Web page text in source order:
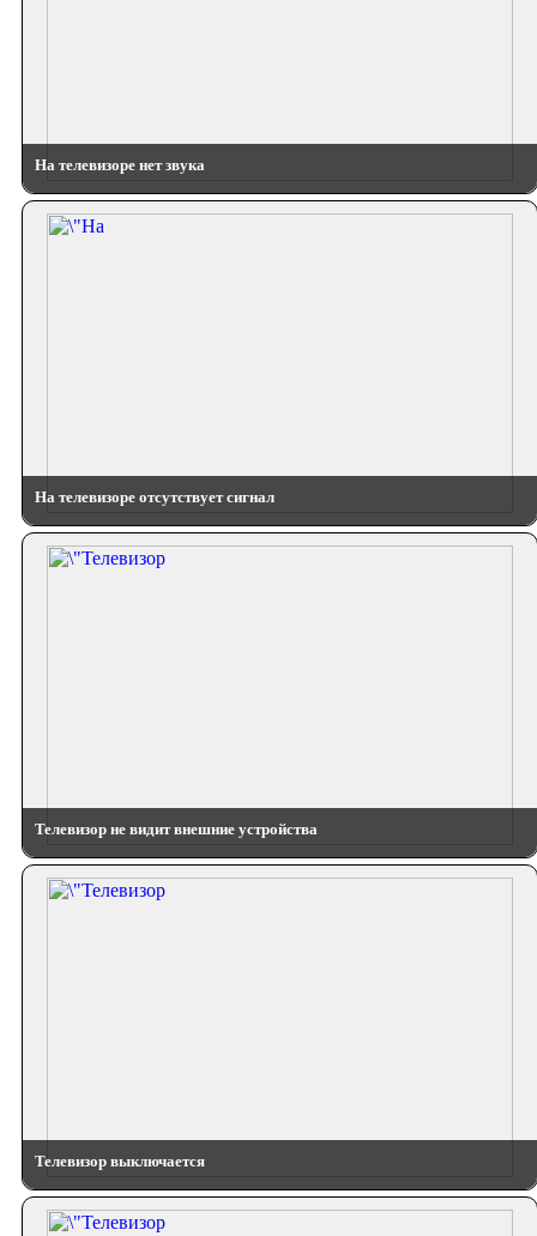
На телевизоре нет звука
На телевизоре отсутствует сигнал
Телевизор не видит внешние устройства
Телевизор выключается